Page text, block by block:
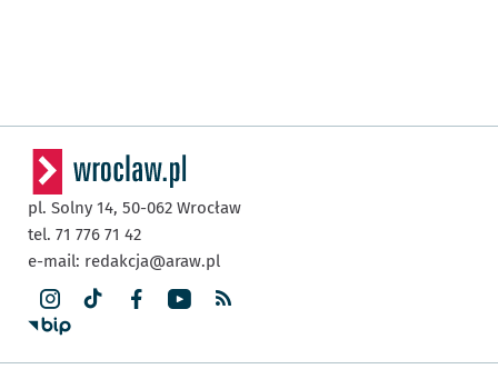
pl. Solny 14, 50-062 Wrocław
tel. 71 776 71 42
e-mail: redakcja@araw.pl